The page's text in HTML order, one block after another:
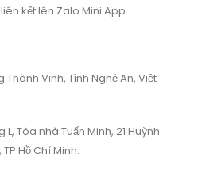
kết lên Zalo Mini App
Thành Vinh, Tỉnh Nghệ An, Việt
Tòa nhà Tuấn Minh, 21 Huỳnh
Hồ Chí Minh.